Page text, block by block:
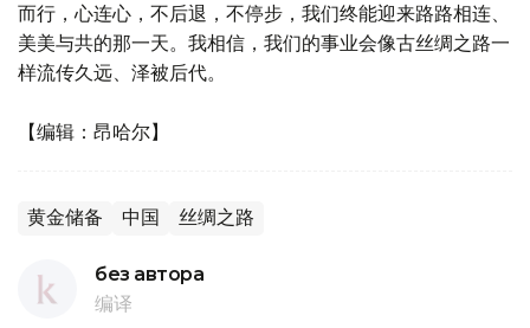
而行，心连心，不后退，不停步，我们终能迎来路路相连、
美美与共的那一天。我相信，我们的事业会像古丝绸之路一
样流传久远、泽被后代。
【编辑：昂哈尔】
黄金储备 中国 丝绸之路
без автора
编译